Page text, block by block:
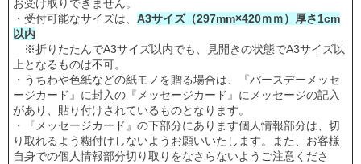
お受け取りできません。
・受付可能なサイズは、 A3サイズ（297mm×420ｍｍ）厚さ1cm
以内
※折りたたんでA3サイズ以内でも、見開きの状態でA3サイズ以
上となるものは不可。
・うちわや色紙などの紙モノを贈る場合は、『バースデーメッセ
ージカード』に封入の『メッセージカード』にメッセージの記入
があり、貼り付けされているものとなります。
・『メッセージカード』の下部分にあります個人情報部分は、切
り取れるよう糊付けしないようお願いいたします。また、お客様
自身での個人情報部分切り取りをなさらないようご注意くださ